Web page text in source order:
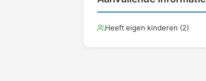
Heeft eigen kinderen (2)